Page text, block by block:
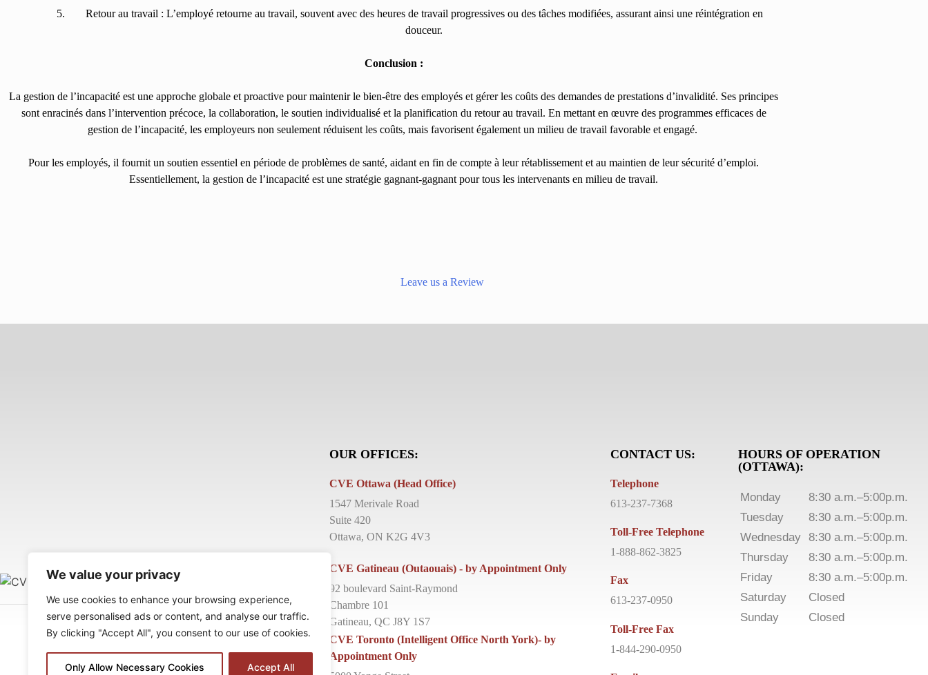
We value your privacy
We use cookies to enhance your browsing experience,
serve personalised ads or content, and analyse our traffic.
By clicking "Accept All", you consent to our use of cookies.
Only Allow Necessary Cookies Accept All
Retour au travail : L’employé retourne au travail, souvent avec des heures de travail progressives ou des tâches modifiées, assurant ainsi une réintégration en
douceur.
Conclusion :
La gestion de l’incapacité est une approche globale et proactive pour maintenir le bien-être des employés et gérer les coûts des demandes de prestations d’invalidité. Ses principes
sont enracinés dans l’intervention précoce, la collaboration, le soutien individualisé et la planification du retour au travail. En mettant en œuvre des programmes efficaces de
gestion de l’incapacité, les employeurs non seulement réduisent les coûts, mais favorisent également un milieu de travail favorable et engagé.
Pour les employés, il fournit un soutien essentiel en période de problèmes de santé, aidant en fin de compte à leur rétablissement et au maintien de leur sécurité d’emploi.
Essentiellement, la gestion de l’incapacité est une stratégie gagnant-gagnant pour tous les intervenants en milieu de travail.
Leave us a Review
Your Wellness and Career Management Solution
Facebook|Instagram|Linkedin|YouTube
OUR OFFICES:
CVE Ottawa (Head Office)
1547 Merivale Road
Suite 420
Ottawa, ON K2G 4V3
CVE Gatineau (Outaouais) - by Appointment Only
92 boulevard Saint-Raymond
Chambre 101
Gatineau, QC J8Y 1S7
CVE Toronto (Intelligent Office North York)- by
Appointment Only
CONTACT US:
Telephone
613-237-7368
Toll-Free Telephone
1-888-862-3825
Fax
613-237-0950
Toll-Free Fax
1-844-290-0950
HOURS OF OPERATION
(OTTAWA):
Monday
8:30 a.m.–5:00p.m.
Tuesday
8:30 a.m.–5:00p.m.
Wednesday 8:30 a.m.–5:00p.m.
Thursday
8:30 a.m.–5:00p.m.
Friday
8:30 a.m.–5:00p.m.
Saturday
Closed
Sunday
Closed